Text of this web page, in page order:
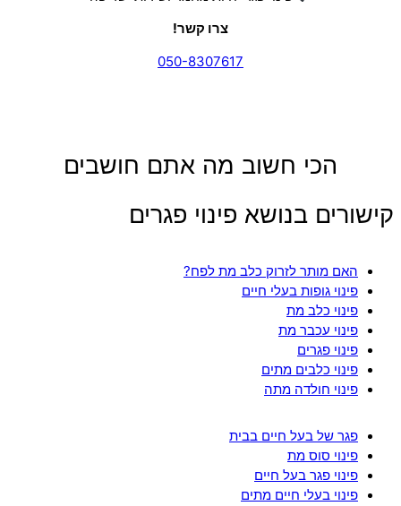
צרו קשר!
050-8307617
הכי חשוב מה אתם חושבים
קישורים בנושא פינוי פגרים
האם מותר לזרוק כלב מת לפח?
פינוי גופות בעלי חיים
פינוי כלב מת
פינוי עכבר מת
פינוי פגרים
פינוי כלבים מתים
פינוי חולדה מתה
פגר של בעל חיים בבית
פינוי סוס מת
פינוי פגר בעל חיים
פינוי בעלי חיים מתים